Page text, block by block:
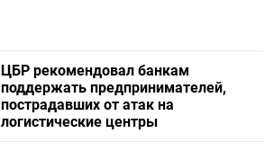
ЦБР рекомендовал банкам
поддержать предпринимателей,
пострадавших от атак на
логистические центры